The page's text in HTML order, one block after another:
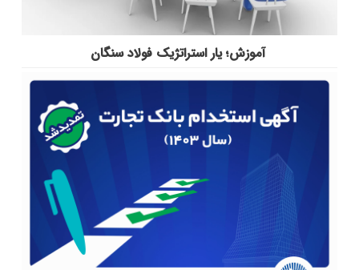
آموزش؛ یار استراتژیک فولاد سنگان